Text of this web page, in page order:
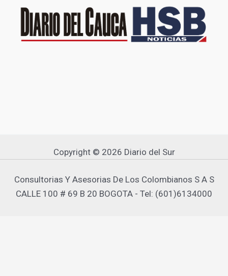
Copyright © 2026 Diario del Sur
Consultorias Y Asesorias De Los Colombianos S A S
CALLE 100 # 69 B 20 BOGOTA - Tel: (601)6134000